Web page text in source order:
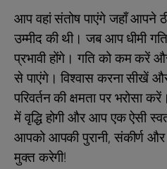
आप वहां संतोष पाएंगे जहाँ आपने
उम्मीद की थी। जब आप धीमी
प्रभावी होंगे। गति को कम करें
से पाएंगे। विश्वास करना
परिवर्तन की क्षमता पर
में वृद्धि होगी और आप एक ऐसी
आपको आपकी पुरानी, संकीर्ण और
मुक्त करेगी!